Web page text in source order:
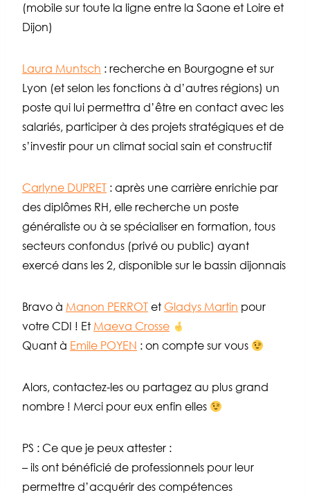
(mobile sur toute la ligne entre la Saone et Loire et
Dijon)
Laura Muntsch : recherche en Bourgogne et sur
Lyon (et selon les fonctions à d’autres régions) un
poste qui lui permettra d’être en contact avec les
salariés, participer à des projets stratégiques et de
s’investir pour un climat social sain et constructif
Carlyne DUPRET : après une carrière enrichie par
des diplômes RH, elle recherche un poste
généraliste ou à se spécialiser en formation, tous
secteurs confondus (privé ou public) ayant
exercé dans les 2, disponible sur le bassin dijonnais
Bravo à Manon PERROT et Gladys Martin pour
votre CDI ! Et Maeva Crosse
Quant à Emile POYEN : on compte sur vous
Alors, contactez-les ou partagez au plus grand
nombre ! Merci pour eux enfin elles
PS : Ce que je peux attester :
– ils ont bénéficié de professionnels pour leur
permettre d’acquérir des compétences